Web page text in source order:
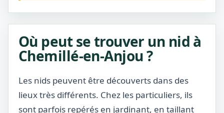
Où peut se trouver un nid à
Chemillé-en-Anjou ?
Les nids peuvent être découverts dans des
lieux très différents. Chez les particuliers, ils
sont parfois repérés en jardinant, en taillant